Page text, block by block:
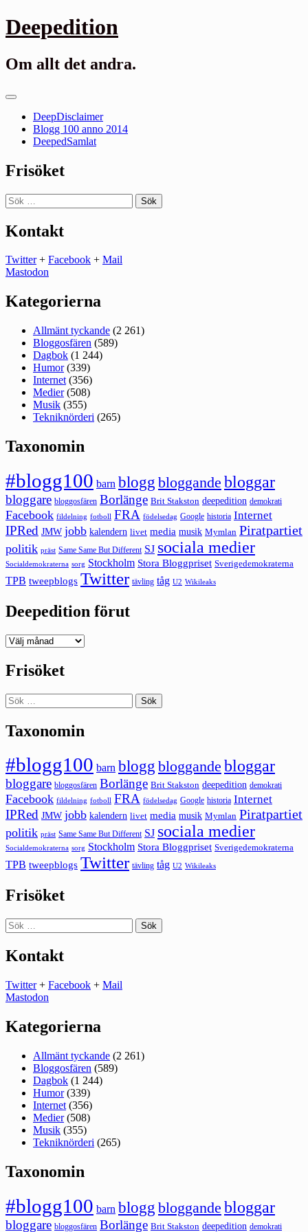
Gå
till
Deepedition
Om allt det andra.
Primär
DeepDisclaimer
Blogg 100 anno 2014
DeepedSamlat
Frisöket
Sök
efter:
Kontakt
Twitter+ Facebook + Mail
Mastodon
Kategorierna
Allmänt tyckande (2 261)
Bloggosfären (589)
Dagbok (1 244)
Humor(339)
Internet (356)
Medier(508)
Musik (355)
Tekniknörderi (265)
Taxonomin
#blogg100 barn blogg bloggande bloggar
bloggare bloggosfären Borlänge Brit Stakston deepedition demokrati
Facebook fildelning fotboll FRA födelsedag Google historia Internet
IPRed JMW jobb kalendern livet media musik Mymlan Piratpartiet
politik präst Same Same But Different SJ sociala medier
Socialdemokraterna sorg Stockholm Stora Bloggpriset Sverigedemokraterna
TPB tweepblogs Twitter tävling tåg U2 Wikileaks
Deepedition förut
Deepedition
Frisöket
Sök
efter:
Taxonomin
#blogg100 barn blogg bloggande bloggar
bloggare bloggosfären Borlänge Brit Stakston deepedition demokrati
Facebook fildelning fotboll FRA födelsedag Google historia Internet
IPRed JMW jobb kalendern livet media musik Mymlan Piratpartiet
politik präst Same Same But Different SJ sociala medier
Socialdemokraterna sorg Stockholm Stora Bloggpriset Sverigedemokraterna
TPB tweepblogs Twitter tävling tåg U2 Wikileaks
Frisöket
Sök
efter:
Kontakt
Twitter+ Facebook + Mail
Mastodon
Kategorierna
Allmänt tyckande (2 261)
Bloggosfären (589)
Dagbok (1 244)
Humor(339)
Internet (356)
Medier(508)
Musik (355)
Tekniknörderi (265)
Taxonomin
#blogg100 barn blogg bloggande bloggar
bloggare bloggosfären Borlänge Brit Stakston deepedition demokrati